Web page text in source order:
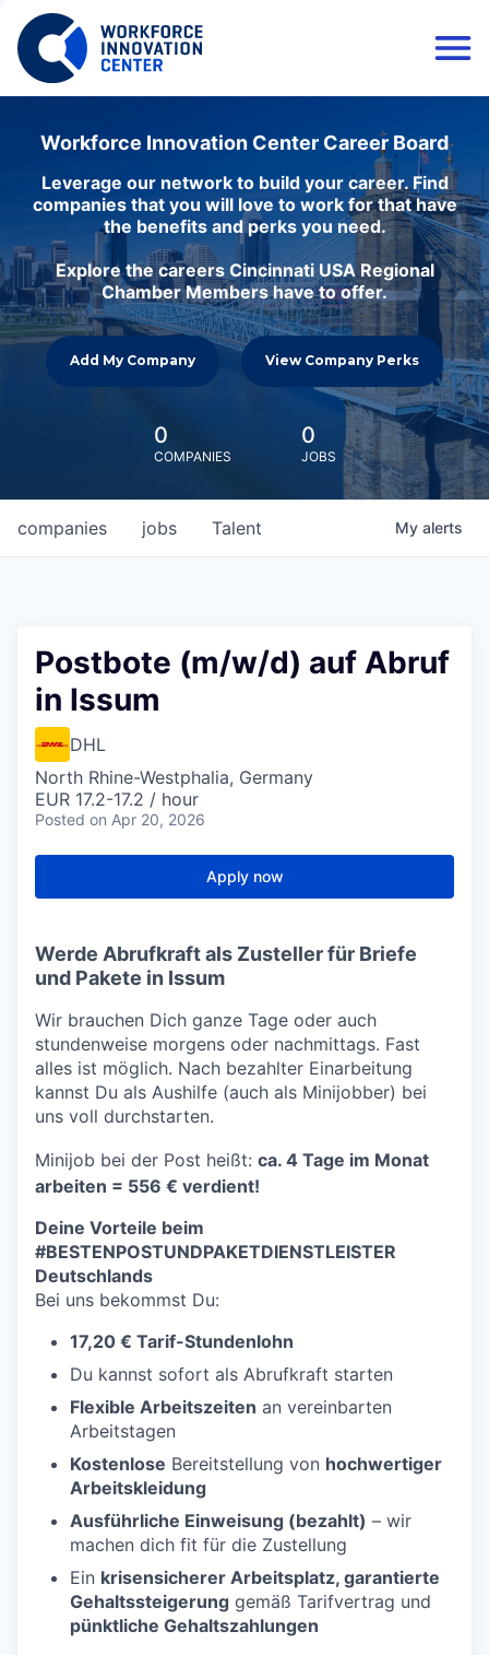
Workforce Innovation Center Career Board
Leverage our network to build your career. Find
companies that you will love to work for that have
the benefits and perks you need.
Explore the careers Cincinnati USA Regional
Chamber Members have to offer.
Add My Company View Company Perks
0
COMPANIES
0
JOBS
jobs
companies Talent My alerts
Postbote (m/w/d) auf Abruf
in Issum
DHL
North Rhine-Westphalia, Germany
EUR 17.2-17.2 / hour
Posted on Apr 20, 2026
Apply now
Werde Abrufkraft als Zusteller für Briefe
und Pakete in Issum
Wir brauchen Dich ganze Tage oder auch
stundenweise morgens oder nachmittags. Fast
alles ist möglich. Nach bezahlter Einarbeitung
kannst Du als Aushilfe (auch als Minijobber) bei
uns voll durchstarten.
Minijob bei der Post heißt: ca. 4 Tage im Monat
arbeiten = 556 € verdient!
Deine Vorteile beim
#BESTENPOSTUNDPAKETDIENSTLEISTER
Deutschlands
Bei uns bekommst Du:
17,20 € Tarif-Stundenlohn
Du kannst sofort als Abrufkraft starten
Flexible Arbeitszeiten an vereinbarten
Arbeitstagen
Kostenlose Bereitstellung von hochwertiger
Arbeitskleidung
Ausführliche Einweisung (bezahlt) – wir
machen dich fit für die Zustellung
Ein krisensicherer Arbeitsplatz, garantierte
Gehaltssteigerung gemäß Tarifvertrag und
pünktliche Gehaltszahlungen